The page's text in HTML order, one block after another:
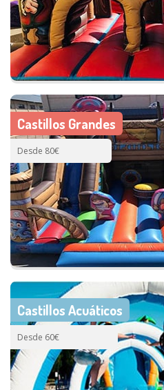
Castillos Grandes
Desde 80€
Castillos Acuáticos
Desde 60€